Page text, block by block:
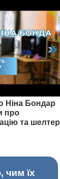
Ніна Бондар
про
та шелтер
чим їх